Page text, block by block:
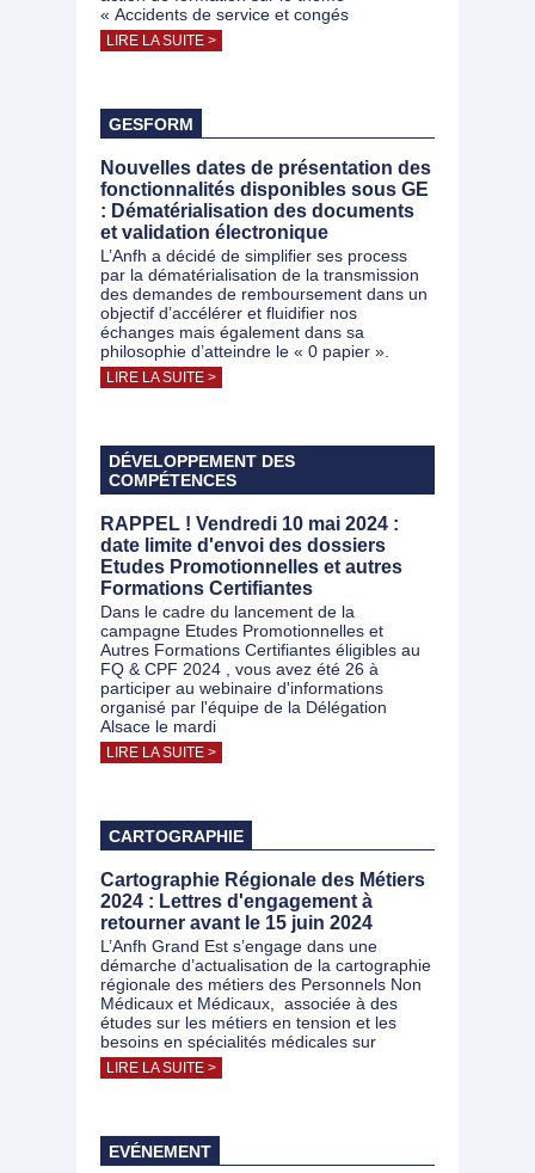
« Accidents de service et congés
LIRE LA SUITE >
GESFORM
Nouvelles dates de présentation des
fonctionnalités disponibles sous GE
: Dématérialisation des documents
et validation électronique
L’Anfh a décidé de simplifier ses process
par la dématérialisation de la transmission
des demandes de remboursement dans un
objectif d’accélérer et fluidifier nos
échanges mais également dans sa
philosophie d’atteindre le « 0 papier ».
LIRE LA SUITE >
DÉVELOPPEMENT DES
COMPÉTENCES
RAPPEL ! Vendredi 10 mai 2024 :
date limite d'envoi des dossiers
Etudes Promotionnelles et autres
Formations Certifiantes
Dans le cadre du lancement de la
campagne Etudes Promotionnelles et
Autres Formations Certifiantes éligibles au
FQ & CPF 2024 , vous avez été 26 à
participer au webinaire d'informations
organisé par l'équipe de la Délégation
Alsace le mardi
LIRE LA SUITE >
CARTOGRAPHIE
Cartographie Régionale des Métiers
2024 : Lettres d'engagement à
retourner avant le 15 juin 2024
L’Anfh Grand Est s’engage dans une
démarche d’actualisation de la cartographie
régionale des métiers des Personnels Non
Médicaux et Médicaux, associée à des
études sur les métiers en tension et les
besoins en spécialités médicales sur
LIRE LA SUITE >
EVÉNEMENT